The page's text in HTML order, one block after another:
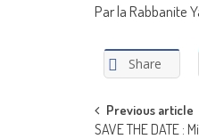
Par la Rabbanite
Share
Post
Previous article
SAVE THE DATE :